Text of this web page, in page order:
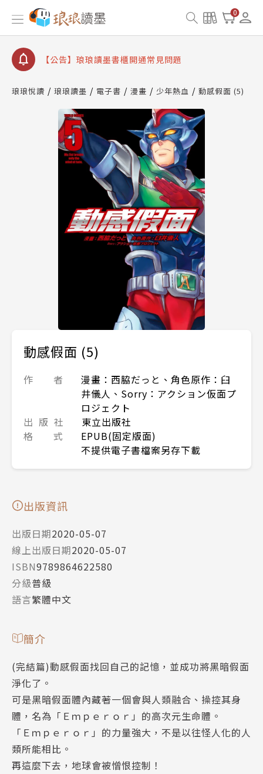
0
【公告】琅琅讀墨數位閱讀資產合併與書櫃開通申請
【公告】琅琅讀墨書櫃開通常見問題
【公告】琅琅讀墨 3 分鐘完成書櫃開通與資產合併申
請圖文教學
查詢
【公告】琅琅讀墨數位閱讀資產合併與書櫃開通申請
琅琅悅讀 琅琅讀墨 電子書 漫畫 少年熱血 動感假面 (5)
動感假面 (5)
作 者
漫畫：西脇だっと、角色原作：臼
井儀人、Sorry：アクション仮面プ
ロジェクト
出 版 社
東立出版社
格 式
EPUB(固定版面)
不提供電子書檔案另存下載
出版資訊
出版日期2020-05-07
線上出版日期2020-05-07
ISBN9789864622580
分級普級
語言繁體中文
簡介
(完結篇)動感假面找回自己的記憶，並成功將黑暗假面
淨化了。
可是黑暗假面體內藏著一個會與人類融合、操控其身
體，名為「Ｅｍｐｅｒｏｒ」的高次元生命體。
「Ｅｍｐｅｒｏｒ」的力量強大，不是以往怪人化的人
類所能相比。
再這麼下去，地球會被憎恨控制！